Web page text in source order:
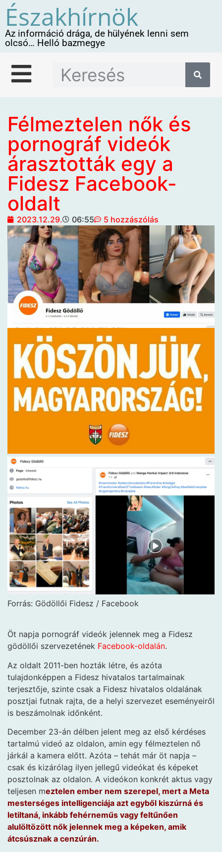
Északhírnök
Az információ drága, de hülyének lenni sem
olcsó… Helló bazmegye
Félmeztelen nők és
pornográf videók
árasztották egy a
Fidesz Facebook-
oldalt
2023.12.29. 06:55 5 hozzászólás
Forrás: Gödöllői Fidesz / Facebook
Öt napja pornográf videók jelennek meg a Fidesz
gödöllői szervezetének Facebook-oldalán.
Az oldalt 2011-ben hozták létre, és azóta
tulajdonképpen a Fidesz hivatalos tartalmainak
terjesztője, szinte csak a Fidesz hivatalos oldalának
posztjai futnak rajta, de a helyi szervezet eseményeiről
is beszámolnak időnként.
December 23-án délben jelent meg az első kérdéses
tartalmú videó az oldalon, amin egy félmeztelen nő
járkál a kamera előtt. Azóta – tehát már öt napja –
csak és kizárólag ilyen jellegű videókat és képeket
posztolnak az oldalon. A videókon konkrét aktus vagy
teljesen meztelen ember nem szerepel, mert a Meta
mesterséges intelligenciája azt egyből kiszúrná és
letiltaná, inkább fehérneműs vagy feltűnően
alulöltözött nők jelennek meg a képeken, amik
átcsúsznak a cenzúrán.